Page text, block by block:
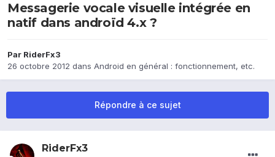
Messagerie vocale visuelle intégrée en
natif dans androïd 4.x ?
Par RiderFx3
26 octobre 2012 dans Android en général : fonctionnement, etc.
Répondre à ce sujet
RiderFx3